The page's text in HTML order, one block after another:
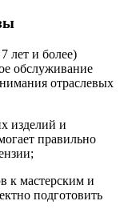
лет и более)
обслуживание
отраслевых
изделий и
правильно
к мастерским и
подготовить